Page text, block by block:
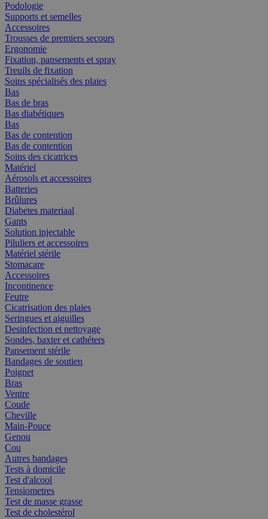
Podologie
Supports et semelles
Accessoires
Trousses de premiers secours
Ergonomie
Fixation, pansements et spray
Treuils de fixation
Soins spécialisés des plaies
Bas
Bas de bras
Bas diabétiques
Bas
Bas de contention
Bas de contention
Soins des cicatrices
Matériel
Aérosols et accessoires
Batteries
Brûlures
Diabetes materiaal
Gants
Solution injectable
Piluliers et accessoires
Matériel stérile
Stomacare
Accessoires
Incontinence
Feutre
Cicatrisation des plaies
Seringues et aiguilles
Desinfection et nettoyage
Sondes, baxter et cathéters
Pansement stérile
Bandages de soutien
Poignet
Bras
Ventre
Coude
Cheville
Main-Pouce
Genou
Cou
Autres bandages
Tests à domicile
Test d'alcool
Tensiometres
Test de masse grasse
Test de cholestérol